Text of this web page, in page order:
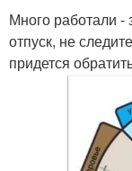
Много работали -
отпуск, не
придется